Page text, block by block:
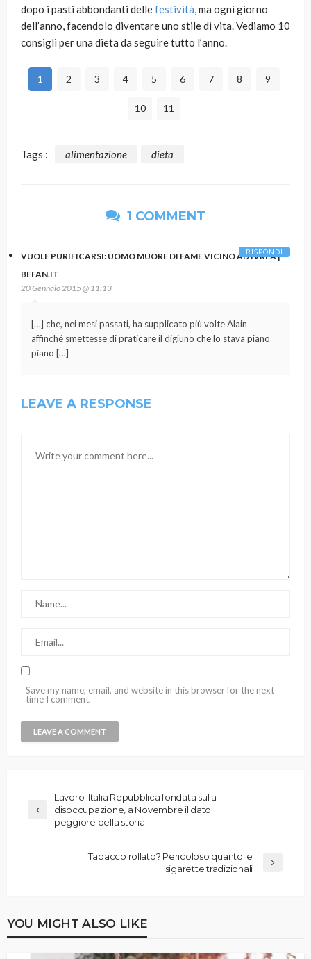
dopo i pasti abbondanti dellefestività, ma ogni giorno
dell’anno, facendolo diventare uno stile di vita. Vediamo 10
consigli per una dieta da seguire tutto l’anno.
1 2 3 4 5 6 7 8 9
10 11
Tags : alimentazione dieta
1 COMMENT
VUOLE PURIFICARSI: UOMO MUORE DI FAME VICINO AD IVREA |
BEFAN.IT
20 Gennaio 2015 @ 11:13
[…] che, nei mesi passati, ha supplicato più volte Alain
affinché smettesse di praticare il digiuno che lo stava piano
piano […]
RISPONDI
LEAVE A RESPONSE
Save my name, email, and website in this browser for the next
time I comment.
Lavoro: Italia Repubblica fondata sulla
disoccupazione, a Novembre il dato
peggiore della storia
Tabacco rollato? Pericoloso quanto le
sigarette tradizionali
YOU MIGHT ALSO LIKE